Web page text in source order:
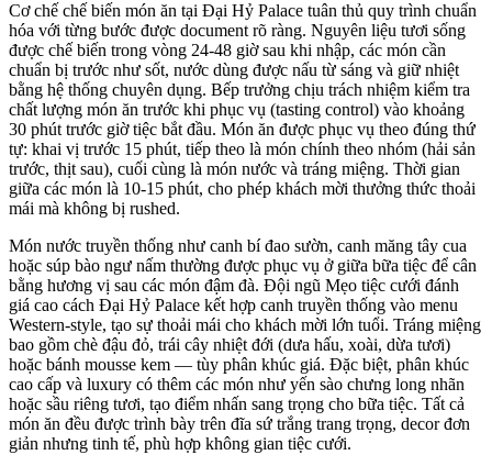
Cơ chế chế biến món ăn tại Đại Hỷ Palace tuân thủ quy trình chuẩn
hóa với từng bước được document rõ ràng. Nguyên liệu tươi sống
được chế biến trong vòng 24-48 giờ sau khi nhập, các món cần
chuẩn bị trước như sốt, nước dùng được nấu từ sáng và giữ nhiệt
bằng hệ thống chuyên dụng. Bếp trưởng chịu trách nhiệm kiểm tra
chất lượng món ăn trước khi phục vụ (tasting control) vào khoảng
30 phút trước giờ tiệc bắt đầu. Món ăn được phục vụ theo đúng thứ
tự: khai vị trước 15 phút, tiếp theo là món chính theo nhóm (hải sản
trước, thịt sau), cuối cùng là món nước và tráng miệng. Thời gian
giữa các món là 10-15 phút, cho phép khách mời thưởng thức thoải
mái mà không bị rushed.
Món nước truyền thống như canh bí đao sườn, canh măng tây cua
hoặc súp bào ngư nấm thường được phục vụ ở giữa bữa tiệc để cân
bằng hương vị sau các món đậm đà. Đội ngũ Mẹo tiệc cưới đánh
giá cao cách Đại Hỷ Palace kết hợp canh truyền thống vào menu
Western-style, tạo sự thoải mái cho khách mời lớn tuổi. Tráng miệng
bao gồm chè đậu đỏ, trái cây nhiệt đới (dưa hấu, xoài, dừa tươi)
hoặc bánh mousse kem — tùy phân khúc giá. Đặc biệt, phân khúc
cao cấp và luxury có thêm các món như yến sào chưng long nhãn
hoặc sầu riêng tươi, tạo điểm nhấn sang trọng cho bữa tiệc. Tất cả
món ăn đều được trình bày trên đĩa sứ trắng trang trọng, decor đơn
giản nhưng tinh tế, phù hợp không gian tiệc cưới.